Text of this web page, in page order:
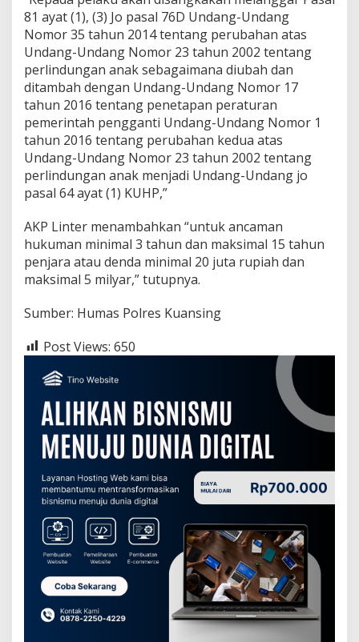
81 ayat (1), (3) Jo pasal 76D Undang-Undang
Nomor 35 tahun 2014 tentang perubahan atas
Undang-Undang Nomor 23 tahun 2002 tentang
perlindungan anak sebagaimana diubah dan
ditambah dengan Undang-Undang Nomor 17
tahun 2016 tentang penetapan peraturan
pemerintah pengganti Undang-Undang Nomor 1
tahun 2016 tentang perubahan kedua atas
Undang-Undang Nomor 23 tahun 2002 tentang
perlindungan anak menjadi Undang-Undang jo
pasal 64 ayat (1) KUHP,”
AKP Linter menambahkan “untuk ancaman
hukuman minimal 3 tahun dan maksimal 15 tahun
penjara atau denda minimal 20 juta rupiah dan
maksimal 5 milyar,” tutupnya.
Sumber: Humas Polres Kuansing
Post Views: 650